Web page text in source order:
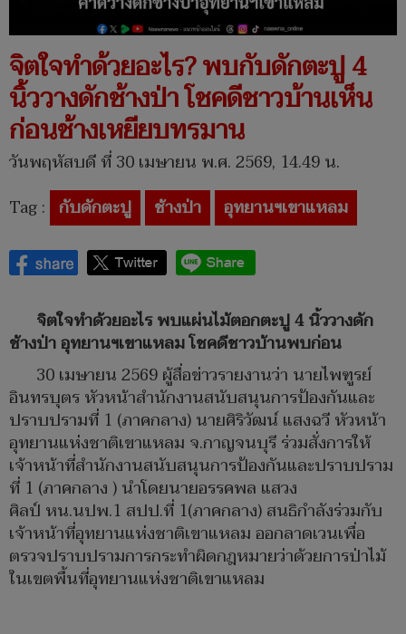
จิตใจทำด้วยอะไร? พบกับดักตะปู 4
นิ้ววางดักช้างป่า โชคดีชาวบ้านเห็น
ก่อนช้างเหยียบทรมาน
วันพฤหัสบดี ที่ 30 เมษายน พ.ศ. 2569, 14.49 น.
Tag : กับดักตะปู ช้างป่า อุทยานฯเขาแหลม
จิตใจทำด้วยอะไร พบแผ่นไม้ตอกตะปู 4 นิ้ววางดัก
ช้างป่า อุทยานฯเขาแหลม โชคดีชาวบ้านพบก่อน
30 เมษายน 2569 ผู้สื่อข่าวรายงานว่า นายไพฑูรย์
อินทรบุตร หัวหน้าสำนักงานสนับสนุนการป้องกันและ
ปราบปรามที่ 1 (ภาคกลาง) นายศิริวัฒน์ แสงฉวี หัวหน้า
อุทยานแห่งชาติเขาแหลม จ.กาญจนบุรี ร่วมสั่งการให้
เจ้าหน้าที่สำนักงานสนับสนุนการป้องกันและปราบปราม
ที่ 1 (ภาคกลาง ) นำโดยนายอรรคพล แสวง
ศิลป์ หน.นปพ.1 สปป.ที่ 1(ภาคกลาง) สนธิกำลังร่วมกับ
เจ้าหน้าที่อุทยานแห่งชาติเขาแหลม ออกลาดเวนเพื่อ
ตรวจปราบปรามการกระทำผิดกฎหมายว่าด้วยการป่าไม้
ในเขตพื้นที่อุทยานแห่งชาติเขาแหลม